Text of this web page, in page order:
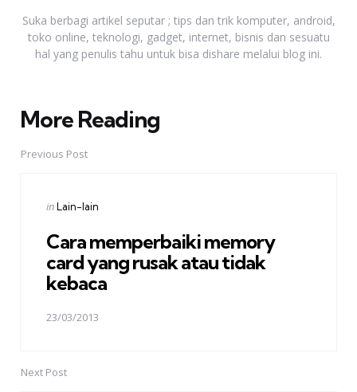
Suka berbagi artikel seputar ; tips dan trik komputer, android,
toko online, teknologi, gadget, internet, bisnis dan sesuatu
hal yang penulis tahu untuk bisa dishare melalui blog ini.
More Reading
Post
navigation
Previous Post
Posted
inLain-lain
Cara memperbaiki memory
card yang rusak atau tidak
kebaca
23/03/2013
Next Post